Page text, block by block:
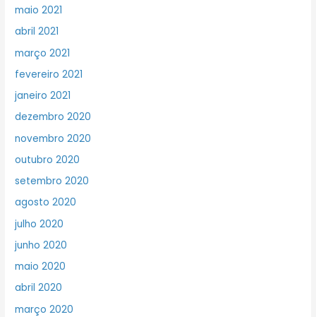
maio 2021
abril 2021
março 2021
fevereiro 2021
janeiro 2021
dezembro 2020
novembro 2020
outubro 2020
setembro 2020
agosto 2020
julho 2020
junho 2020
maio 2020
abril 2020
março 2020